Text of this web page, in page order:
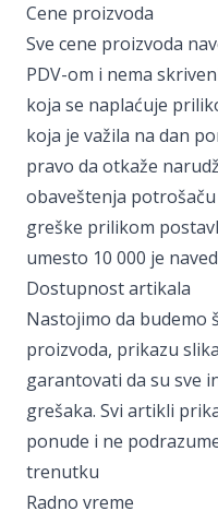
Cene proizvoda
Sve cene proizvoda
PDV-om i nema
koja se naplaćuje
koja je važila na dan
pravo da otkaže
obaveštenja
greške prilikom
umesto 10 000 je
Dostupnost artikala
Nastojimo da budemo
proizvoda, prikazu
garantovati da su sve
grešaka. Svi artikli
ponude i ne
trenutku
Radno vreme